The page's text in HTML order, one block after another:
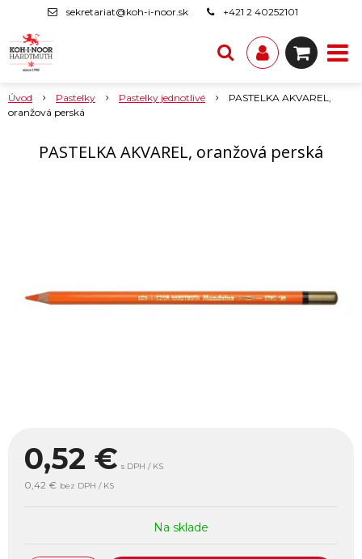
sekretariat@koh-i-noor.sk +421 2 40252101
Úvod Pastelky Pastelky jednotlivé
PASTELKA AKVAREL,
oranžová perská
PASTELKA AKVAREL, oranžová perská
0,52 € s DPH / KS
0,42 € bez DPH / KS
Na sklade